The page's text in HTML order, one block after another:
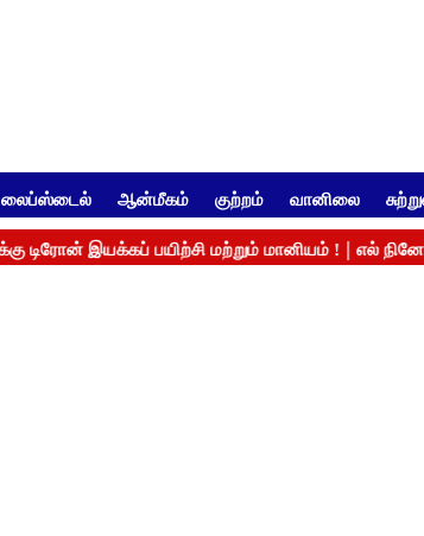
லைப்ஸ்டைல் ஆன்மீகம் குற்றம் வானிலை